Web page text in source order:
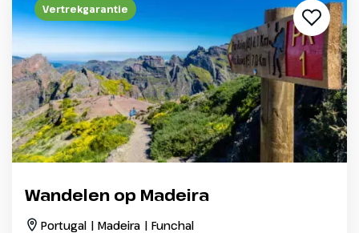
Vertrekgarantie
Wandelen op Madeira
Portugal | Madeira | Funchal